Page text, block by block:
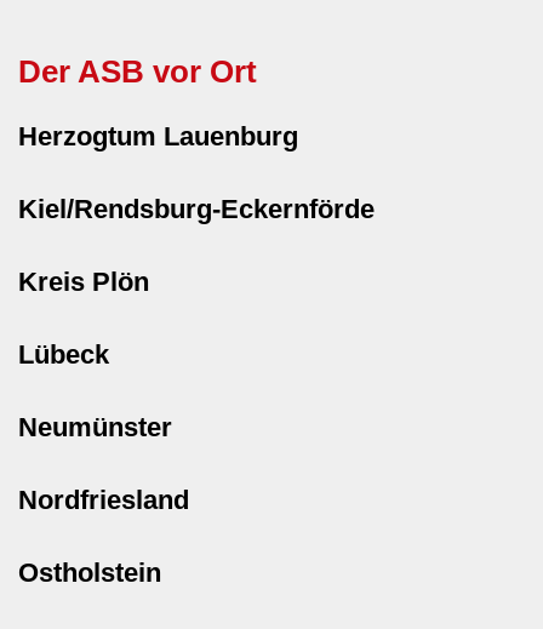
Der ASB vor Ort
Herzogtum Lauenburg
Kiel/Rendsburg-Eckernförde
Kreis Plön
Lübeck
Neumünster
Nordfriesland
Ostholstein